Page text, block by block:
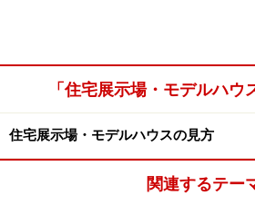
「住宅展示場・モデルハウ
住宅展示場・モデルハウスの見方
関連するテー